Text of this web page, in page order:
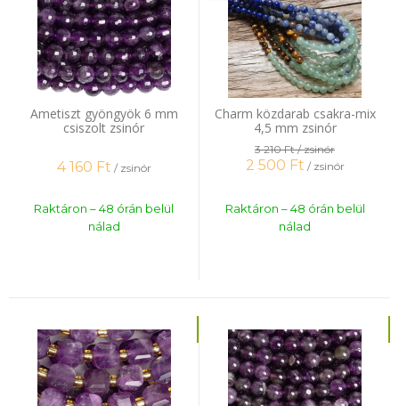
Ametiszt gyöngyök 6 mm
csiszolt zsinór
4 160 Ft / zsinór
Raktáron – 48 órán belül
nálad
Charm közdarab csakra-mix
4,5 mm zsinór
3 210 Ft/ zsinór
2 500 Ft / zsinór
Raktáron – 48 órán belül
nálad